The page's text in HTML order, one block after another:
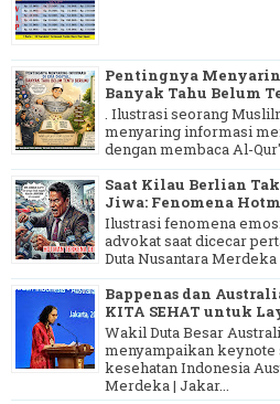
Pentingnya
Banyak Tahu Belum
. Ilustrasi seorang
menyaring informasi
dengan membaca Al-
Saat Kilau Berlian
Jiwa: Fenomena
Ilustrasi fenomena
advokat saat dicecar
Duta Nusantara Merdeka
Bappenas dan
KITA SEHAT untuk
Wakil Duta Besar
menyampaikan keynote
kesehatan Indonesia
Merdeka | Jakar...